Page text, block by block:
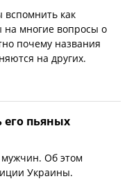
как
на многие вопросы о
почему названия
на других.
пьяных
мужчин. Об этом
Украины.